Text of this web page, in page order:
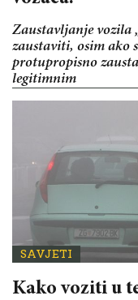
Zaustavljanje vozila
zaustaviti, osim ako
protupropisno
legitimnim
SAVJETI
Kako voziti u